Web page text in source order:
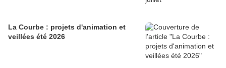
La Courbe : projets d'animation et
veillées été 2026